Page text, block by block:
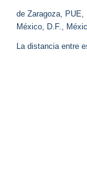
de Zaragoza, PUE,
México, D.F.,
La distancia entre